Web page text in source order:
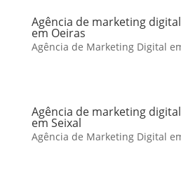
Agência de marketing
em Oeiras
Agência de Marketing Digital
Agência de marketing
em Seixal
Agência de Marketing Digital